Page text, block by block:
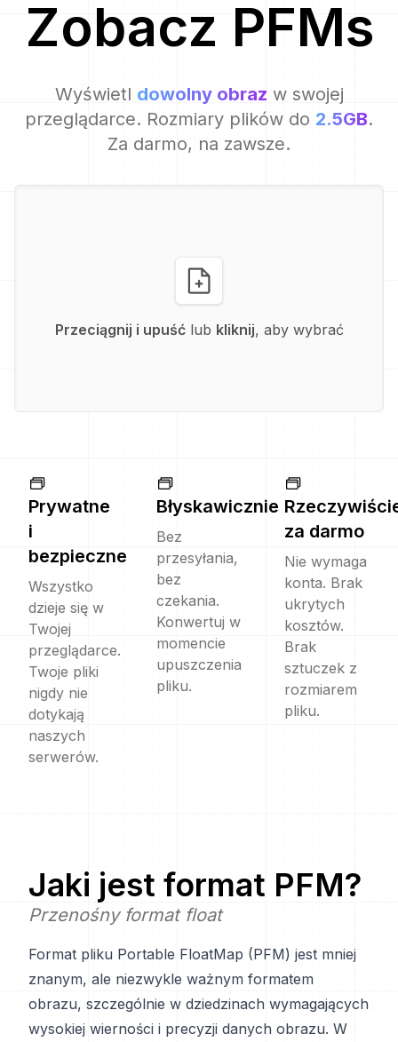
Zobacz PFMs
Wyświetl dowolny obraz w swojej
przeglądarce. Rozmiary plików do 2.5GB.
Za darmo, na zawsze.
Przeciągnij i upuść lub kliknij, aby wybrać
Prywatne
i
bezpieczne
Wszystko
dzieje się w
Twojej
przeglądarce.
Twoje pliki
nigdy nie
dotykają
naszych
serwerów.
Błyskawicznie
Bez
przesyłania,
bez
czekania.
Konwertuj w
momencie
upuszczenia
pliku.
za darmo
Nie wymaga
konta. Brak
ukrytych
kosztów.
Brak
sztuczek z
rozmiarem
pliku.
Jaki jest format PFM?
Przenośny format float
Format pliku Portable FloatMap (PFM) jest mniej
znanym, ale niezwykle ważnym formatem
obrazu, szczególnie w dziedzinach wymagających
wysokiej wierności i precyzji danych obrazu. W